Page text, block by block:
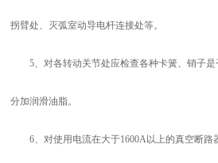
拐臂处、灭弧室动导电杆连接处等。
5、对各转动关节处应检查各种卡簧、销子是
分加润滑油脂。
6、对使用电流在大于1600A以上的真空断路